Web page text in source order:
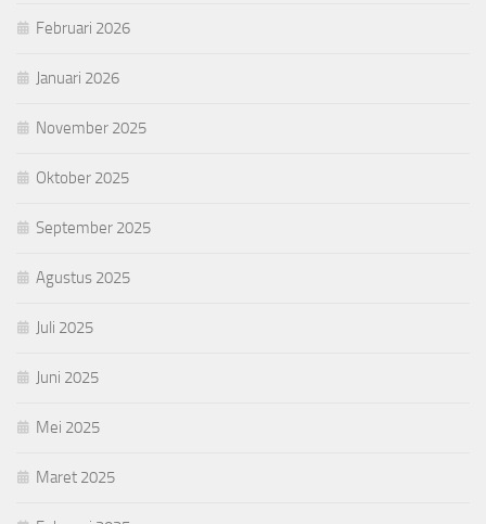
Februari 2026
Januari 2026
November 2025
Oktober 2025
September 2025
Agustus 2025
Juli 2025
Juni 2025
Mei 2025
Maret 2025